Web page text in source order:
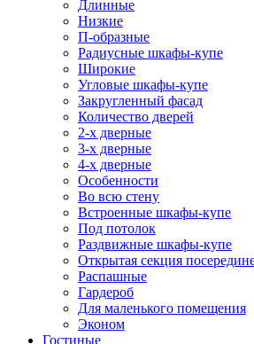
Длинные
Низкие
П-образные
Радиусные шкафы-купе
Широкие
Угловые шкафы-купе
Закругленный фасад
Количество дверей
2-х дверные
3-х дверные
4-х дверные
Особенности
Во всю стену
Встроенные шкафы-купе
Под потолок
Раздвижные шкафы-купе
Открытая секция
Распашные
Гардероб
Для маленького помещения
Эконом
Гостиные